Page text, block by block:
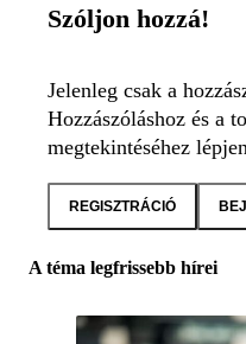
Szóljon hozzá!
Jelenleg csak a
Hozzászóláshoz és a
megtekintéséhez
REGISZTRÁCIÓ
A téma legfrissebb hírei